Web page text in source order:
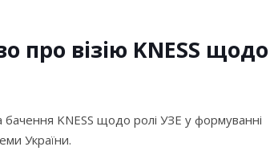
про візію KNESS щодо
KNESS щодо ролі УЗЕ у формуванні
України.